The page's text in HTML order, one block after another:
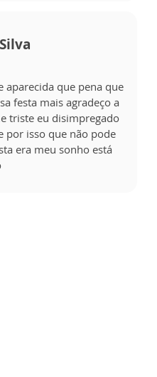
aparecida que pena que
festa mais agradeço a
triste eu disimpregado
por isso que não pode
era meu sonho está